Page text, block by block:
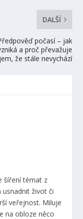
DALŠÍ
počasí – jak
a proč převažuje
že stále nevychází
šíření témat z
život či
veřejnost. Miluje
na obloze něco